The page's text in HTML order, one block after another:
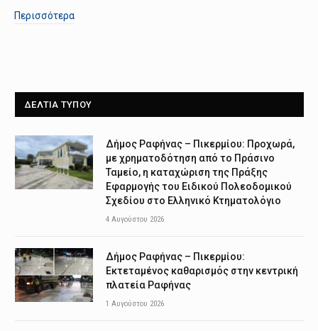
Περισσότερα
ΔΕΛΤΙΑ ΤΥΠΟΥ
Δήμος Ραφήνας – Πικερμίου: Προχωρά,
με χρηματοδότηση από το Πράσινο
Ταμείο, η καταχώριση της Πράξης
Εφαρμογής του Ειδικού Πολεοδομικού
Σχεδίου στο Ελληνικό Κτηματολόγιο
4 Αυγούστου 2026
Δήμος Ραφήνας – Πικερμίου:
Εκτεταμένος καθαρισμός στην κεντρική
πλατεία Ραφήνας
1 Αυγούστου 2026